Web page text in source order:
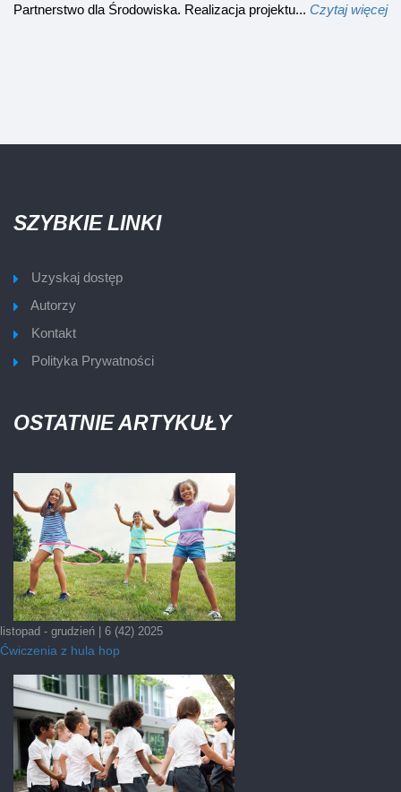
Partnerstwo dla Środowiska. Realizacja projektu... Czytaj więcej
SZYBKIE LINKI
Uzyskaj dostęp
Autorzy
Kontakt
Polityka Prywatności
OSTATNIE ARTYKUŁY
listopad - grudzień | 6 (42) 2025
Ćwiczenia z hula hop